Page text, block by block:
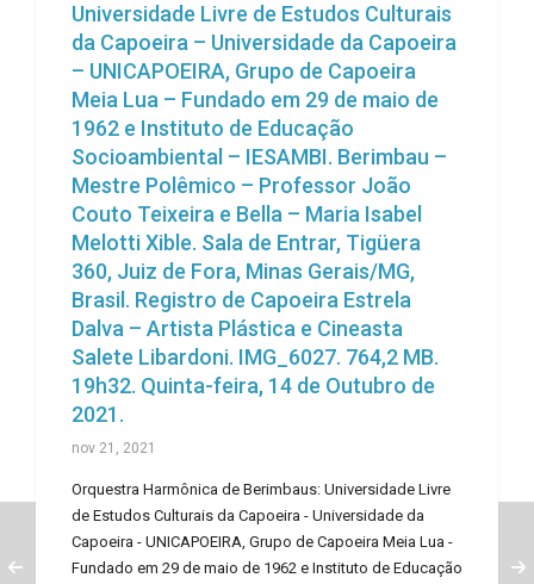
Universidade Livre de Estudos Culturais
da Capoeira – Universidade da Capoeira
– UNICAPOEIRA, Grupo de Capoeira
Meia Lua – Fundado em 29 de maio de
1962 e Instituto de Educação
Socioambiental – IESAMBI. Berimbau –
Mestre Polêmico – Professor João
Couto Teixeira e Bella – Maria Isabel
Melotti Xible. Sala de Entrar, Tigüera
360, Juiz de Fora, Minas Gerais/MG,
Brasil. Registro de Capoeira Estrela
Dalva – Artista Plástica e Cineasta
Salete Libardoni. IMG_6027. 764,2 MB.
19h32. Quinta-feira, 14 de Outubro de
2021.
nov 21, 2021
Orquestra Harmônica de Berimbaus: Universidade Livre
de Estudos Culturais da Capoeira - Universidade da
Capoeira - UNICAPOEIRA, Grupo de Capoeira Meia Lua -
Fundado em 29 de maio de 1962 e Instituto de Educação